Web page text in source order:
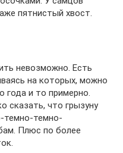
пятнистый хвост.
невозможно. Есть
на которых, можно
года и то примерно.
сказать, что грызуну
темно-темно-
Плюс по более